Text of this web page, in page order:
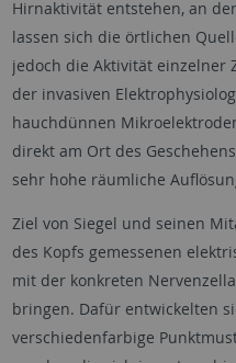
Hirnaktivität entstehen, an
lassen sich die örtlichen
jedoch die Aktivität einzelner
der invasiven
hauchdünnen
direkt am Ort des
sehr hohe räumliche
Ziel von Siegel und seinen
des Kopfs gemessenen
mit der konkreten
bringen. Dafür entwickelten
verschiedenfarbige